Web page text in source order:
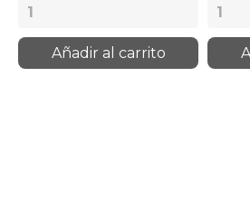
Añadir al carrito